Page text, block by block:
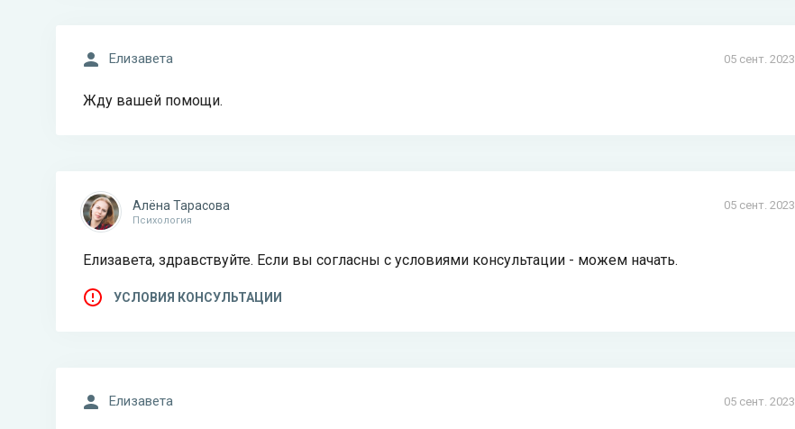
05 сент. 2023
Елизавета
Жду вашей помощи.
05 сент. 2023
Алёна Тарасова
Психология
Елизавета, здравствуйте. Если вы согласны с условиями консультации - можем начать.
УСЛОВИЯ КОНСУЛЬТАЦИИ
05 сент. 2023
Елизавета